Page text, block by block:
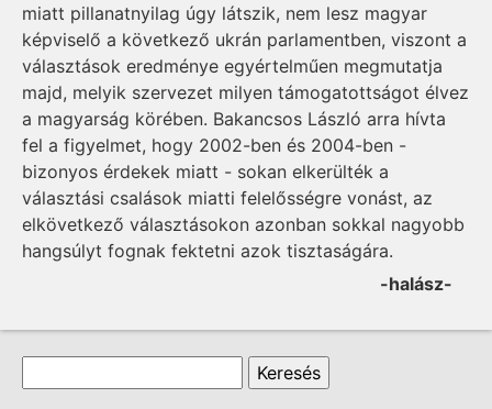
miatt pillanatnyilag úgy látszik, nem lesz magyar
képviselő a következő ukrán parlamentben, viszont a
választások eredménye egyértelműen megmutatja
majd, melyik szervezet milyen támogatottságot élvez
a magyarság körében. Bakancsos László arra hívta
fel a figyelmet, hogy 2002-ben és 2004-ben -
bizonyos érdekek miatt - sokan elkerülték a
választási csalások miatti felelősségre vonást, az
elkövetkező választásokon azonban sokkal nagyobb
hangsúlyt fognak fektetni azok tisztaságára.
-halász-
Keresés űrlap